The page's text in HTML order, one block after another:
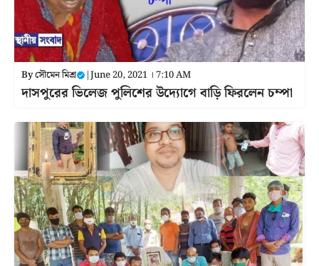
Byসৌমেন মিশ্র |June 20, 2021 । 7:10 AM
দাসপুরের ভিলেজ পুলিশের উদ্যোগে বাড়ি ফিরলেন চম্পা